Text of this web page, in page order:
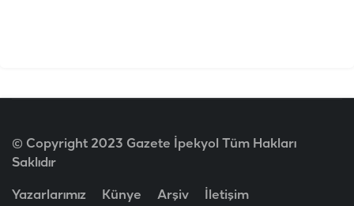
© Copyright 2023 Gazete İpekyol Tüm Hakları
Saklıdır
Yazarlarımız Künye Arşiv İletişim